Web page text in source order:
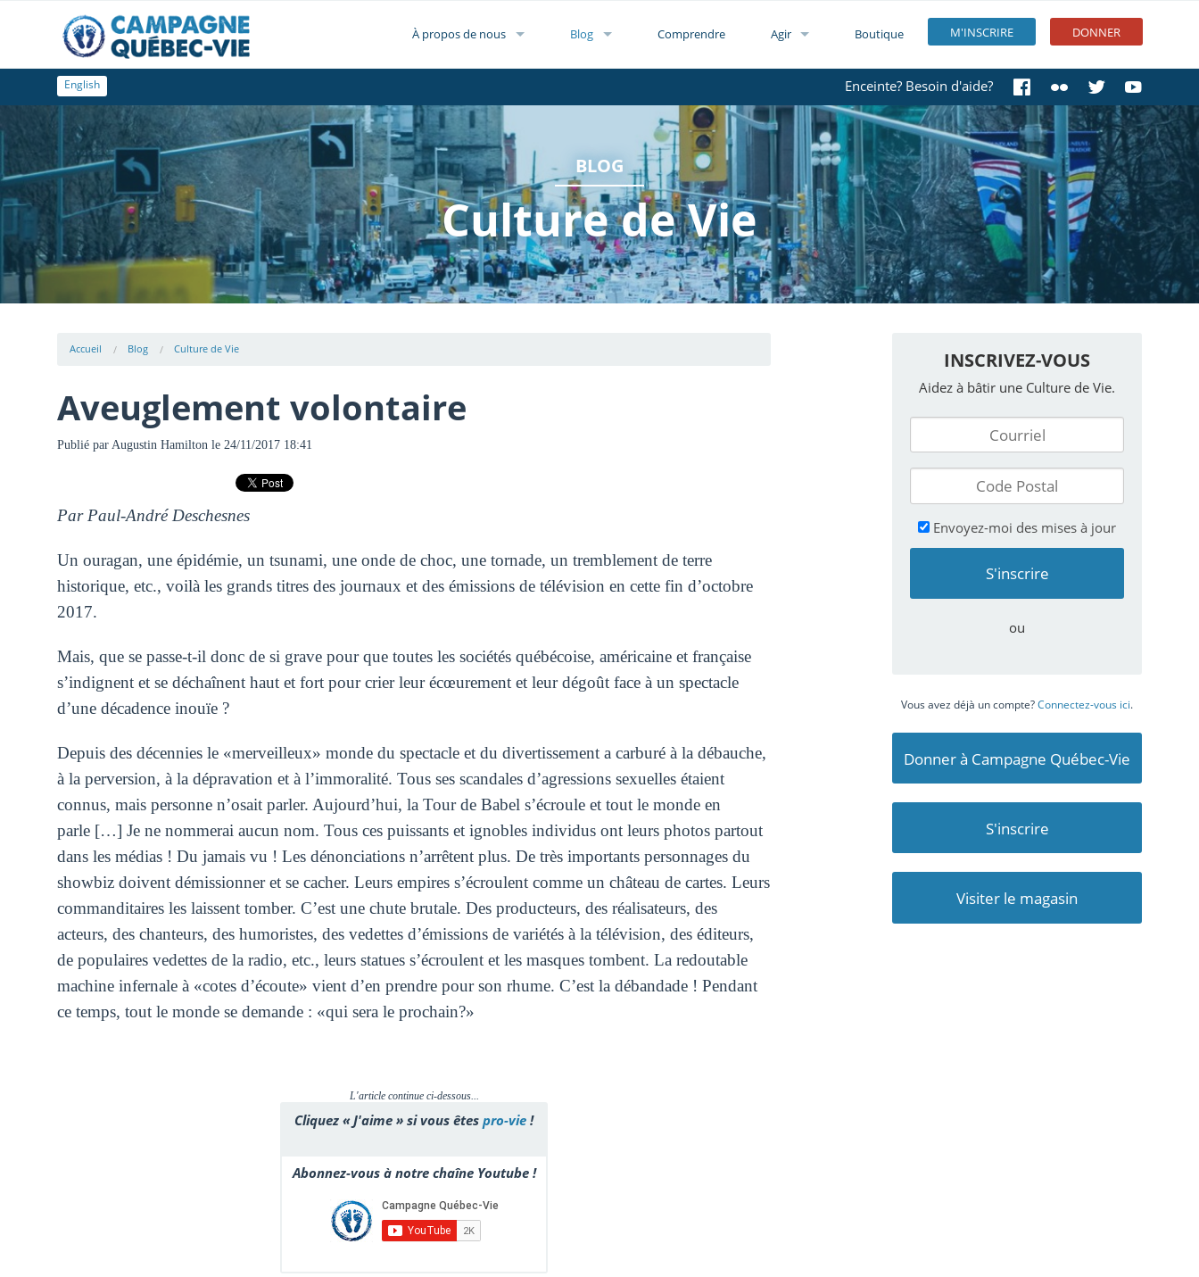
M'INSCRIRE DONNER
À propos de nous Blog Comprendre Agir Boutique
Enceinte? Besoin d'aide?
English
BLOG
Culture de Vie
Accueil Blog Culture de Vie
Aveuglement volontaire
Publié par Augustin Hamilton le 24/11/2017 18:41
Par Paul-André Deschesnes
Un ouragan, une épidémie, un tsunami, une onde de choc, une tornade, un tremblement de terre
historique, etc., voilà les grands titres des journaux et des émissions de télévision en cette fin d’octobre
2017.
Mais, que se passe-t-il donc de si grave pour que toutes les sociétés québécoise, américaine et française
s’indignent et se déchaînent haut et fort pour crier leur écœurement et leur dégoût face à un spectacle
d’une décadence inouïe ?
Depuis des décennies le «merveilleux» monde du spectacle et du divertissement a carburé à la débauche,
à la perversion, à la dépravation et à l’immoralité. Tous ses scandales d’agressions sexuelles étaient
connus, mais personne n’osait parler. Aujourd’hui, la Tour de Babel s’écroule et tout le monde en
parle […] Je ne nommerai aucun nom. Tous ces puissants et ignobles individus ont leurs photos partout
dans les médias ! Du jamais vu ! Les dénonciations n’arrêtent plus. De très importants personnages du
showbiz doivent démissionner et se cacher. Leurs empires s’écroulent comme un château de cartes. Leurs
commanditaires les laissent tomber. C’est une chute brutale. Des producteurs, des réalisateurs, des
acteurs, des chanteurs, des humoristes, des vedettes d’émissions de variétés à la télévision, des éditeurs,
de populaires vedettes de la radio, etc., leurs statues s’écroulent et les masques tombent. La redoutable
machine infernale à «cotes d’écoute» vient d’en prendre pour son rhume. C’est la débandade ! Pendant
ce temps, tout le monde se demande : «qui sera le prochain?»
L'article continue ci-dessous...
Cliquez « J'aime » si vous êtes pro-vie !
Abonnez-vous à notre chaîne Youtube !
INSCRIVEZ-VOUS
Aidez à bâtir une Culture de Vie.
Envoyez-moi des mises à jour
ou
Vous avez déjà un compte?Connectez-vous ici.
Donner à Campagne Québec-Vie
S'inscrire
Visiter le magasin